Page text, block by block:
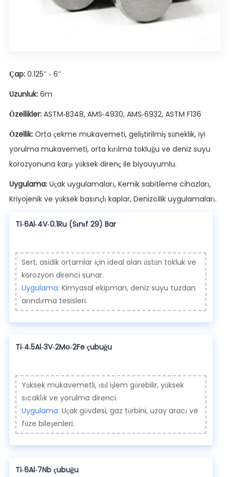
Çap:0.125" - 6"
Uzunluk: 6m
Özellikler: ASTM-B348, AMS-4930, AMS-6932, ASTM F136
Özellik: Orta çekme mukavemeti, geliştirilmiş süneklik, iyi
yorulma mukavemeti, orta kırılma tokluğu ve deniz suyu
korozyonuna karşı yüksek direnç ile biyouyumlu.
Uygulama: Uçak uygulamaları, Kemik sabitleme cihazları,
Kriyojenik ve yüksek basınçlı kaplar, Denizcilik uygulamaları.
Ti-6Al-4V-0.1Ru (Sınıf 29) Bar
Sert, asidik ortamlar için ideal olan üstün tokluk ve
korozyon direnci sunar.
Uygulama: Kimyasal ekipman, deniz suyu tuzdan
arındırma tesisleri.
Ti-4.5Al-3V-2Mo-2Fe çubuğu
Yüksek mukavemetli, ısıl işlem görebilir, yüksek
sıcaklık ve yorulma direnci.
Uygulama: Uçak gövdesi, gaz türbini, uzay aracı ve
füze bileşenleri.
Ti-6Al-7Nb çubuğu